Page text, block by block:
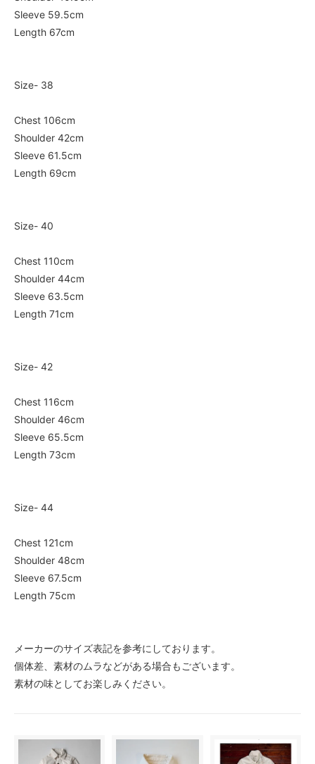
Sleeve 59.5cm
Length 67cm
Size- 38
Chest 106cm
Shoulder 42cm
Sleeve 61.5cm
Length 69cm
Size- 40
Chest 110cm
Shoulder 44cm
Sleeve 63.5cm
Length 71cm
Size- 42
Chest 116cm
Shoulder 46cm
Sleeve 65.5cm
Length 73cm
Size- 44
Chest 121cm
Shoulder 48cm
Sleeve 67.5cm
Length 75cm
メーカーのサイズ表記を参考にしております。
個体差、素材のムラなどがある場合もございます。
素材の味としてお楽しみください。